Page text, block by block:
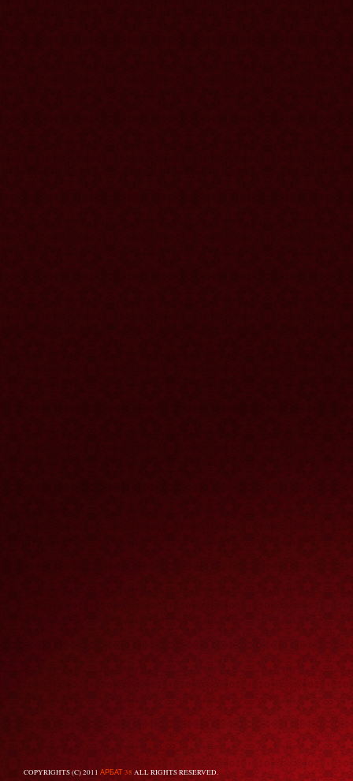
COPYRIGHTS (C) 2011 АРБАТ 38 ALL RIGHTS RESERVED.